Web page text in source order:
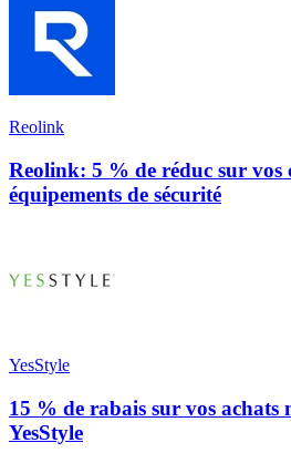
Reolink
Reolink: 5 % de réduc sur vos
équipements de sécurité
YesStyle
15 % de rabais sur vos achats
YesStyle